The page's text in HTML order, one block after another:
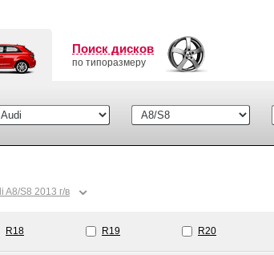
Поиск дисков
по типоразмеру
A8/S8 2013 г/в ⌄
R18 R19 R20